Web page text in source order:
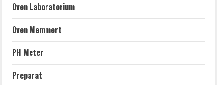
Oven Laboratorium
Oven Memmert
PH Meter
Preparat